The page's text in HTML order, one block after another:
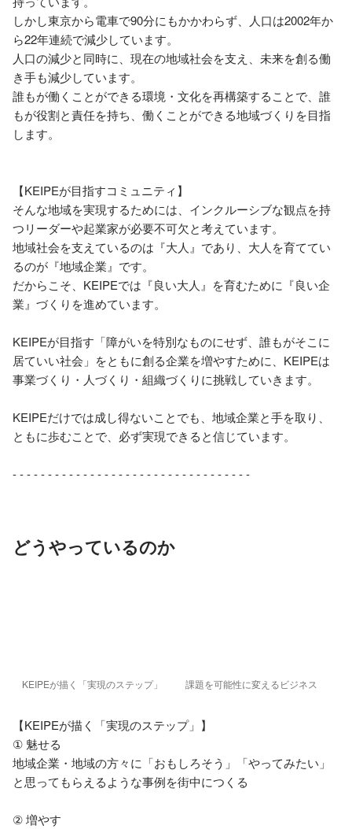
しかし東京から電車で90分にもかかわらず、人口は2002年か
ら22年連続で減少しています。
人口の減少と同時に、現在の地域社会を支え、未来を創る働
き手も減少しています。
誰もが働くことができる環境・文化を再構築することで、誰
もが役割と責任を持ち、働くことができる地域づくりを目指
します。
【KEIPEが目指すコミュニティ】
そんな地域を実現するためには、インクルーシブな観点を持
つリーダーや起業家が必要不可欠と考えています。
地域社会を支えているのは『大人』であり、大人を育ててい
るのが『地域企業』です。
だからこそ、KEIPEでは『良い大人』を育むために『良い企
業』づくりを進めています。
KEIPEが目指す「障がいを特別なものにせず、誰もがそこに
居ていい社会」をともに創る企業を増やすために、KEIPEは
事業づくり・人づくり・組織づくりに挑戦していきます。
KEIPEだけでは成し得ないことでも、地域企業と手を取り、
ともに歩むことで、必ず実現できると信じています。
- - - - - - - - - - - - - - - - - - - - - - - - - - - - - - - - - -
どうやっているのか
KEIPEが描く「実現のステップ」 課題を可能性に変えるビジネス
【KEIPEが描く「実現のステップ」】
① 魅せる
地域企業・地域の方々に「おもしろそう」「やってみたい」
と思ってもらえるような事例を街中につくる
② 増やす